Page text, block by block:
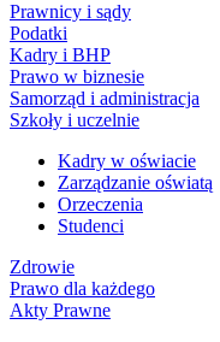
Prawnicy i sądy
Podatki
Kadry i BHP
Prawo w biznesie
Samorząd i administracja
Szkoły i uczelnie
Kadry w oświacie
Zarządzanie oświatą
Orzeczenia
Studenci
Zdrowie
Prawo dla każdego
Akty Prawne